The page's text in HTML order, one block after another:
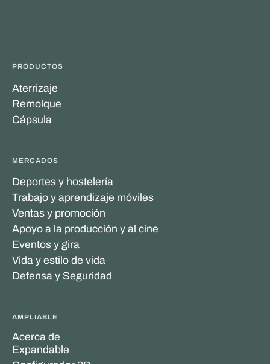
PRODUCTOS
Aterrizaje
Remolque
Cápsula
MERCADOS
Deportes y hostelería
Trabajo y aprendizaje móviles
Ventas y promoción
Apoyo a la producción y al cine
Eventos y gira
Vida y estilo de vida
Defensa y Seguridad
AMPLIABLE
Acerca de
Expandable